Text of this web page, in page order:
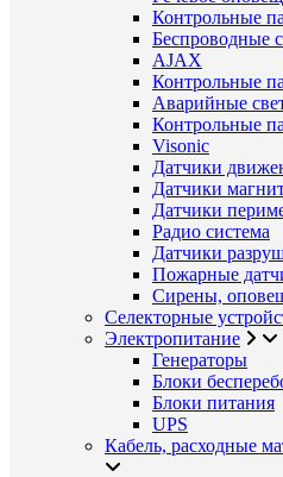
Контрольные
Беспроводные
AJAX
Контрольные
Аварийные
Контрольные
Visonic
Датчики
Датчики
Датчики
Радио система
Датчики
Пожарные
Сирены,
Селекторные
Электропитание
Генераторы
Блоки
Блоки питания
UPS
Кабель, расходные